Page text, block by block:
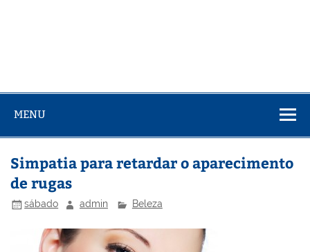
MENU
Simpatia para retardar o aparecimento
de rugas
sábado admin Beleza